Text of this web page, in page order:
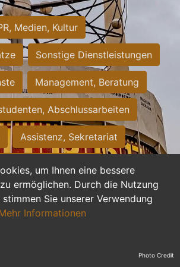
um Ihnen eine bessere
ermöglichen. Durch die Nutzung
Sie unserer Verwendung
Informationen
Medien, Kultur
Sonstige Dienstleistungen
Management, Beratung
Abschlussarbeiten
Assistenz, Sekretariat
und Nebenjobs
Materialwirtschaft
duale Ausbildung
Photo Credit